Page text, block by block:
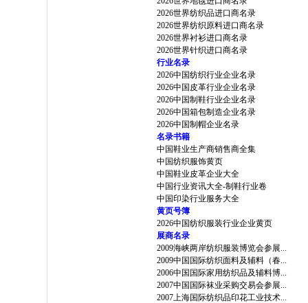
2026世界纺织品进口商名录
2026世界纺织原料进口商名录
2026世界衬衫进口商名录
2026世界针织进口商名录
行业名录
2026中国纺织行业企业名录
2026中国皮革行业企业名录
2026中国制鞋行业企业名录
2026中国箱包制造企业名录
2026中国制帽企业名录
名录书籍
中国鞋业生产商销售商全集
中国纺织服饰黄页
中国鞋业皮革企业大全
中国行业资讯大全-制鞋行业卷
中国印染行业服务大全
黄页号簿
2026中国纺织服装行业企业黄页
展商名录
2009海峡两岸纺织服装博览会参展...
2009中国国际纺织面料及辅料（春...
2006中国国际家用纺织品及辅料博...
2007中国国际袜业采购交易会参展...
2007上海国际纺织品印花工业技术...